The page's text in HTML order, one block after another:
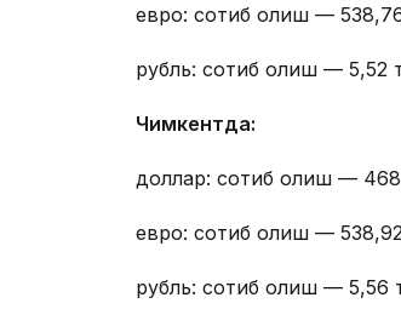
евро: сотиб олиш —
рубль: сотиб олиш — 5,52
Чимкентда:
доллар: сотиб олиш —
евро: сотиб олиш —
рубль: сотиб олиш — 5,56